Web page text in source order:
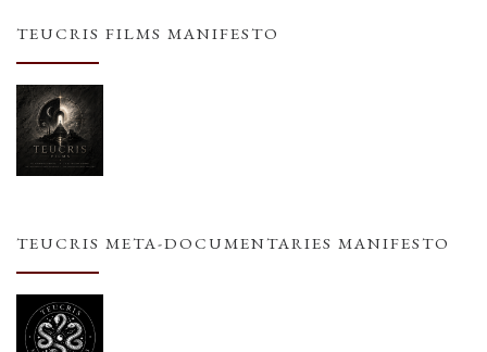
TEUCRIS FILMS MANIFESTO
TEUCRIS META-DOCUMENTARIES MANIFESTO